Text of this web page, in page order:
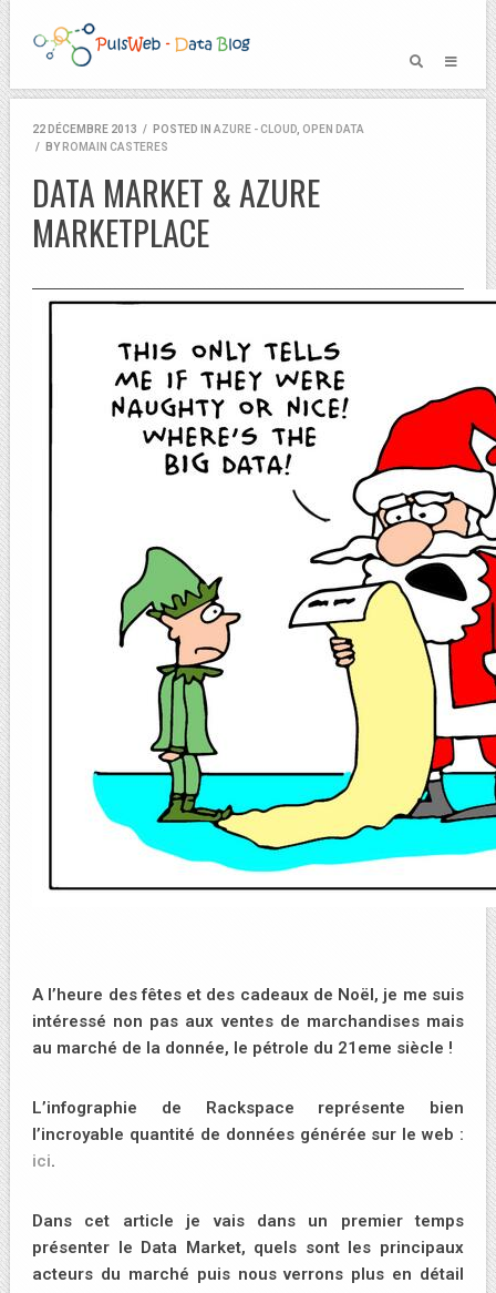
22 DÉCEMBRE 2013 / POSTED IN AZURE - CLOUD OPEN DATA
/
BY ROMAIN CASTERES
DATA MARKET & AZURE
MARKETPLACE
A l’heure des fêtes et des cadeaux de Noël, je me suis
intéressé non pas aux ventes de marchandises mais
au marché de la donnée, le pétrole du 21eme siècle !
L’infographie de Rackspace représente bien
l’incroyable quantité de données générée sur le web :
ici.
Dans cet article je vais dans un premier temps
présenter le Data Market, quels sont les principaux
acteurs du marché puis nous verrons plus en détail